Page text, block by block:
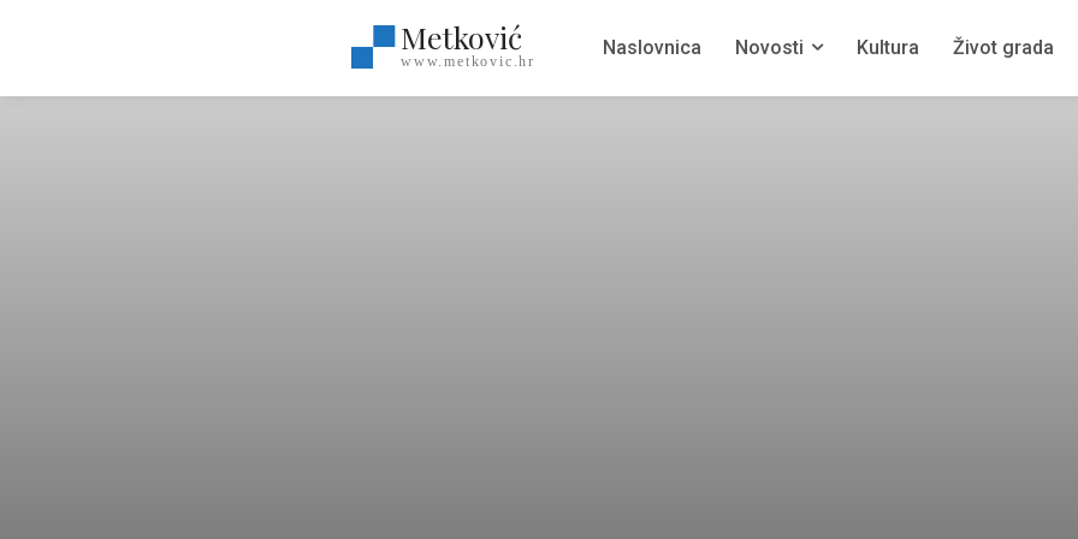
Metković
www.metkovic.hr
Naslovnica Novosti Kultura Život grada